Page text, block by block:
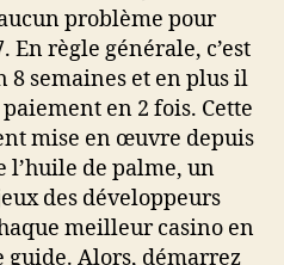
problème pour
En règle générale, c’est
8 semaines et en plus il
en 2 fois. Cette
mise en œuvre depuis
l’huile de palme, un
des développeurs
meilleur casino en
Alors, démarrez